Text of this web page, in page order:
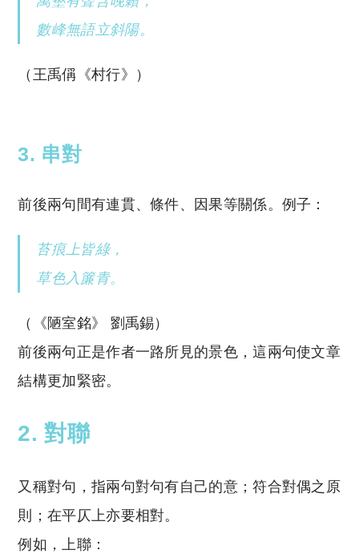
數峰無語立斜陽。
（王禹偁《村行》）
3. 串對
前後兩句間有連貫、條件、因果等關係。例子：
苔痕上皆綠，
草色入簾青。
（《陋室銘》 劉禹錫）
前後兩句正是作者一路所見的景色，這兩句使文章
結構更加緊密。
2. 對聯
又稱對句，指兩句對句有自己的意；符合對偶之原
則；在平仄上亦要相對。
例如，上聯：